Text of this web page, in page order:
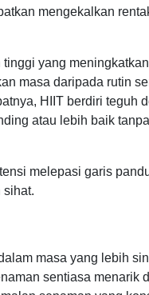
mengekalkan
yang
masa daripada rutin
HIIT berdiri teguh
atau lebih baik
melepasi garis
sihat.
masa yang lebih
sentiasa menarik